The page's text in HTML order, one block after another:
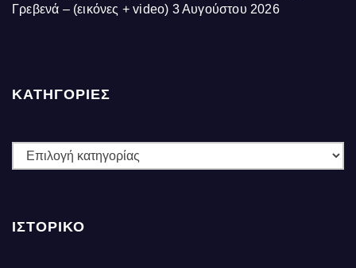
Γρεβενά – (εικόνες + video) 3 Αυγούστου 2026
ΚΑΤΗΓΟΡΙΕΣ
ΚΑΤΗΓΟΡΙΕΣ
ΙΣΤΟΡΙΚΌ